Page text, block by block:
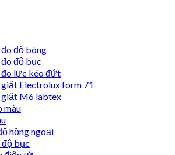
độ bóng
độ bục
đo lực kéo đứt
giặt Electrolux form 71
giặt M6 labtex
màu
hồng ngoại
độ bục